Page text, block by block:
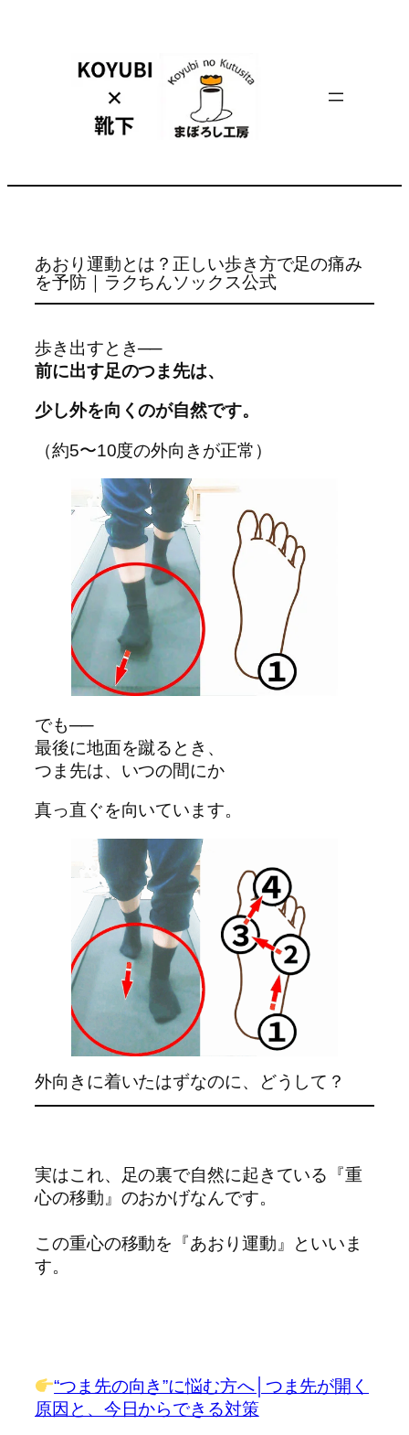
あおり運動とは？正しい歩き方で足の痛み
を予防｜ラクちんソックス公式
歩き出すとき──
前に出す足のつま先は、
少し外を向くのが自然です。
（約5〜10度の外向きが正常）
でも──
最後に地面を蹴るとき、
つま先は、いつの間にか
真っ直ぐを向いています。
外向きに着いたはずなのに、どうして？
実はこれ、足の裏で自然に起きている『重
心の移動』のおかげなんです。
この重心の移動を『あおり運動』といいま
す。
“つま先の向き”に悩む方へ│つま先が開く
原因と、今日からできる対策